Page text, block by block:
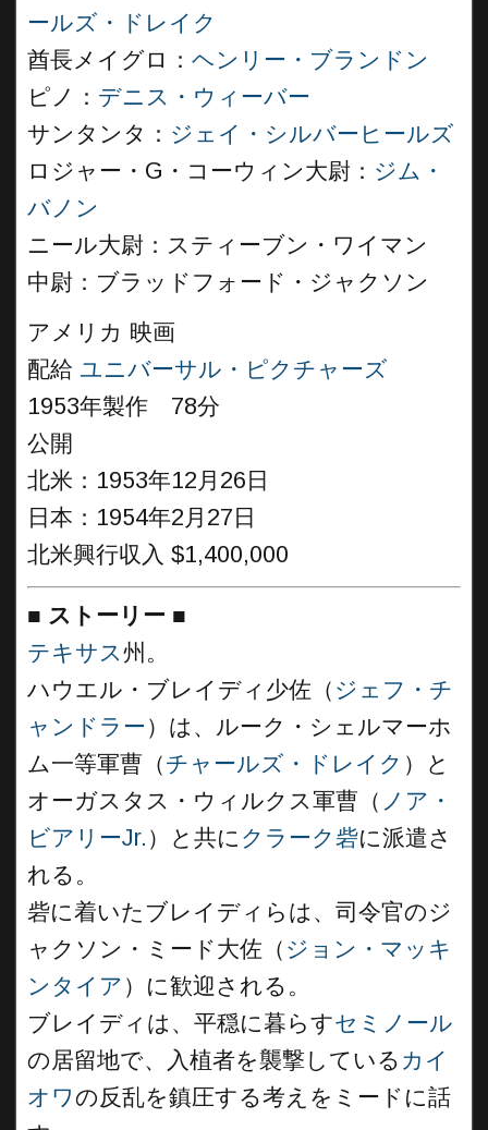
ールズ・ドレイク
酋長メイグロ： ヘンリー・ブランドン
ピノ： デニス・ウィーバー
サンタンタ： ジェイ・シルバーヒールズ
ロジャー・G・コーウィン大尉： ジム・
バノン
ニール大尉：スティーブン・ワイマン
中尉：ブラッドフォード・ジャクソン
アメリカ 映画
配給 ユニバーサル・ピクチャーズ
1953年製作 78分
公開
北米：1953年12月26日
日本：1954年2月27日
北米興行収入 $1,400,000
■ ストーリー ■
テキサス州。
ハウエル・ブレイディ少佐（ ジェフ・チ
ャンドラー）は、ルーク・シェルマーホ
ム一等軍曹（チャールズ・ドレイク ）と
オーガスタス・ウィルクス軍曹（ ノア・
ビアリーJr. ）と共に クラーク砦に派遣さ
れる。
砦に着いたブレイディらは、司令官のジ
ャクソン・ミード大佐（ ジョン・マッキ
ンタイア ）に歓迎される。
ブレイディは、平穏に暮らすセミノール
の居留地で、入植者を襲撃している カイ
オワの反乱を鎮圧する考えをミードに話